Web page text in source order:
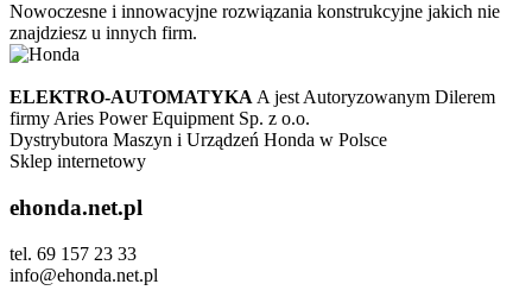
Nowoczesne i innowacyjne rozwiązania konstrukcyjne jakich nie
znajdziesz u innych firm.
ELEKTRO-AUTOMATYKA A jest Autoryzowanym Dilerem
firmy Aries Power Equipment Sp. z o.o.
Dystrybutora Maszyn i Urządzeń Honda w Polsce
Sklep internetowy
ehonda.net.pl
tel. 69 157 23 33
info@ehonda.net.pl